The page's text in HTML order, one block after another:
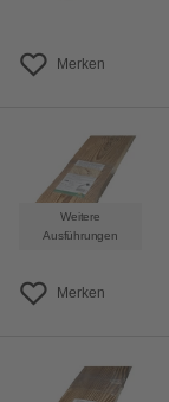
Merken
Weitere
Ausführungen
Merken